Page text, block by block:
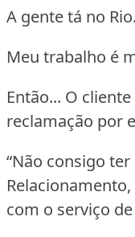
A gente tá no Rio.
Meu trabalho é
Então... O
reclamação por
“Não consigo
com o serviço de